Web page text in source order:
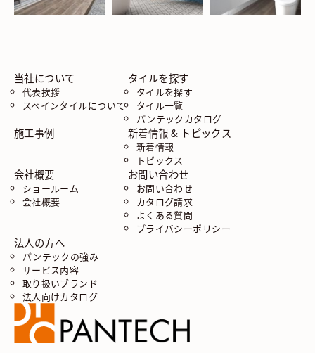
当社について
代表挨拶
スペインタイルについて
タイルを探す
タイルを探す
タイル一覧
パンテックカタログ
施工事例 新着情報 & トピックス
新着情報
トピックス
会社概要
ショールーム
会社概要
お問い合わせ
お問い合わせ
カタログ請求
よくある質問
プライバシーポリシー
法人の方へ
パンテックの強み
サービス内容
取り扱いブランド
法人向けカタログ